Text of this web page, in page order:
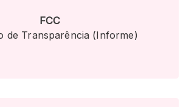
FCC
de Transparência (Informe)